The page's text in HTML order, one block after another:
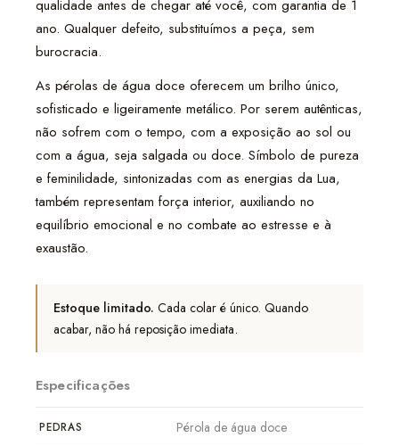
qualidade antes de chegar até você, com garantia de 1
ano. Qualquer defeito, substituímos a peça, sem
burocracia.
As pérolas de água doce oferecem um brilho único,
sofisticado e ligeiramente metálico. Por serem autênticas,
não sofrem com o tempo, com a exposição ao sol ou
com a água, seja salgada ou doce. Símbolo de pureza
e feminilidade, sintonizadas com as energias da Lua,
também representam força interior, auxiliando no
equilíbrio emocional e no combate ao estresse e à
exaustão.
Estoque limitado. Cada colar é único. Quando
acabar, não há reposição imediata.
Especificações
PEDRAS Pérola de água doce